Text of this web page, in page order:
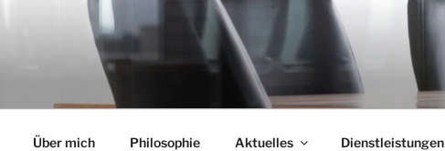
Über mich Philosophie Aktuelles Dienstleistungen